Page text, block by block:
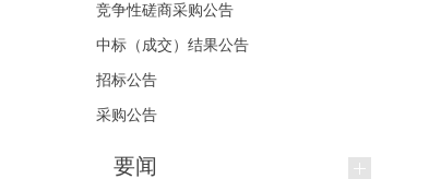
竞争性磋商采购公告
中标（成交）结果公告
招标公告
采购公告
要闻